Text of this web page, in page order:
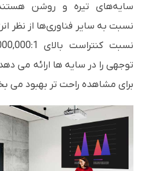
سایه‌های تیره و روشن
نسبت به سایر فناوری‌ها از نظر
توجهی را در سایه ها ارائه می
برای مشاهده راحت تر بهبود می